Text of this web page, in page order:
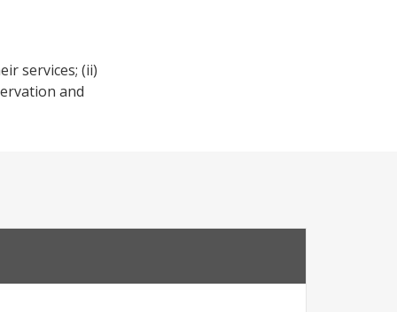
services; (ii)
and